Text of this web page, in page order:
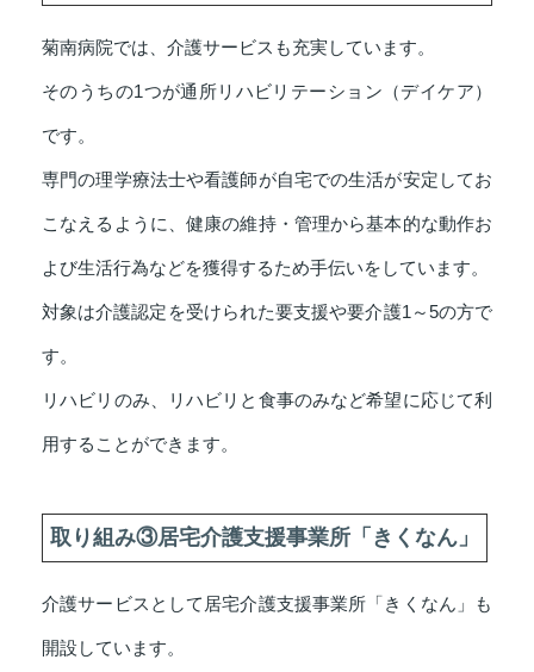
菊南病院では、介護サービスも充実しています。
そのうちの1つが通所リハビリテーション（デイケア）
です。
専門の理学療法士や看護師が自宅での生活が安定してお
こなえるように、健康の維持・管理から基本的な動作お
よび生活行為などを獲得するため手伝いをしています。
対象は介護認定を受けられた要支援や要介護1～5の方で
す。
リハビリのみ、リハビリと食事のみなど希望に応じて利
用することができます。
取り組み③居宅介護支援事業所「きくなん」
介護サービスとして居宅介護支援事業所「きくなん」も
開設しています。